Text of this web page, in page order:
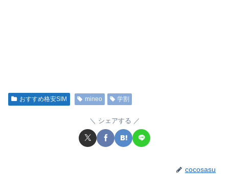
おすすめ格安SIM mineo 学割
シェアする
cocosasu